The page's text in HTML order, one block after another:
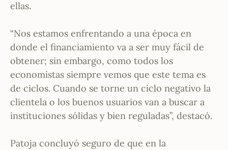
ellas.
“Nos estamos enfrentando a una época en
donde el financiamiento va a ser muy fácil de
obtener; sin embargo, como todos los
economistas siempre vemos que este tema es
de ciclos. Cuando se torne un ciclo negativo la
clientela o los buenos usuarios van a buscar a
instituciones sólidas y bien reguladas”, destacó.
Patoja concluyó seguro de que en la